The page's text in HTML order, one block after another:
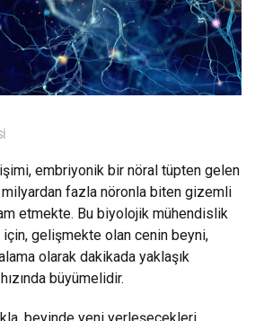
embriyonik bir nöral tüpten gelen
fazla nöronla biten gizemli
etmekte. Bu biyolojik mühendislik
için, gelişmekte olan cenin beyni,
olarak dakikada yaklaşık
büyümelidir.
beyinde yeni yerleşecekleri